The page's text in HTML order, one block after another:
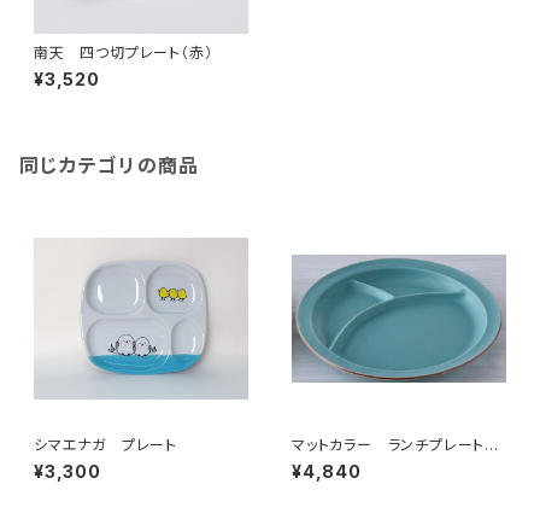
南天 四つ切プレート（赤）
¥3,520
同じカテゴリの商品
シマエナガ プレート
¥3,300
マットカラー ランチプレート
（青磁）
¥4,840